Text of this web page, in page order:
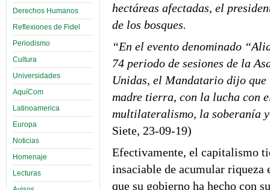
Derechos Humanos
Reflexiones de Fidel
Periodismo
Cultura
Universidades
AquíCom
Latinoamerica
Europa
Noticias
Homenaje
Lecturas
hectáreas afectadas, el
de los bosques.
“En el evento denominado
74 periodo de sesiones de la
Unidas, el Mandatario dijo que
madre tierra, con la lucha con
multilateralismo, la soberanía
Siete, 23-09-19)
Efectivamente, el capitalismo
insaciable de acumular riqueza
que su gobierno ha hecho con